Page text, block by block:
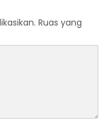
Ruas yang